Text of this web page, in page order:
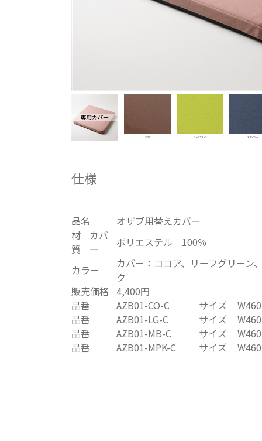
仕様
品名
オザブ用替えカバー
材
質
カバ
ー
ポリエステル 100％
カラー
カバー：ココア、リーフグリーン
ク
販売価格 4,400円
品番
AZB01-CO-C サイズ
品番
AZB01-LG-C サイズ
品番
AZB01-MB-C サイズ
品番
AZB01-MPK-C サイズ